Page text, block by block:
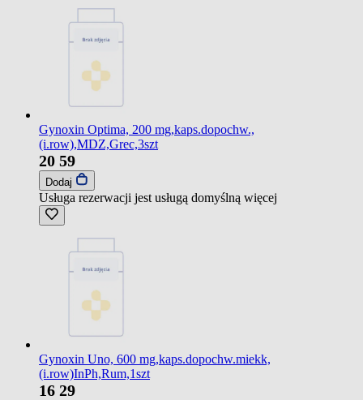
Gynoxin Optima, 200 mg,kaps.dopochw.,
(i.row),MDZ,Grec,3szt
20 59
Dodaj
Usługa rezerwacji jest usługą domyślną więcej
Gynoxin Uno, 600 mg,kaps.dopochw.miekk,
(i.row)InPh,Rum,1szt
16 29